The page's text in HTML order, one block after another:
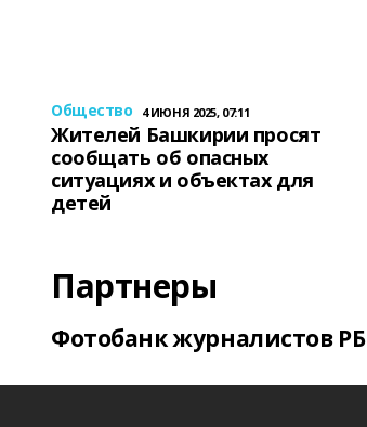
Общество 4 ИЮНЯ 2025, 07:11
Жителей Башкирии просят
сообщать об опасных
ситуациях и объектах для
детей
Партнеры
Фотобанк журналистов РБ